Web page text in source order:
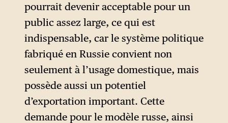
pourrait devenir acceptable pour un
public assez large, ce qui est
indispensable, car le système politique
fabriqué en Russie convient non
seulement à l’usage domestique, mais
possède aussi un potentiel
d’exportation important. Cette
demande pour le modèle russe, ainsi